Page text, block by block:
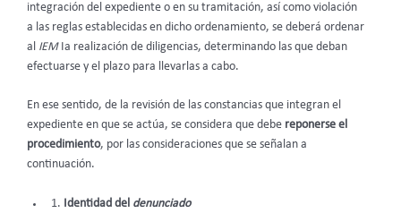
integración del expediente o en su tramitación, así como violación
a las reglas establecidas en dicho ordenamiento, se deberá ordenar
al IEMIa realización de diligencias, determinando las que deban
efectuarse y el plazo para llevarlas a cabo.
En ese sentido, de la revisión de las constancias que integran el
expediente en que se actúa, se considera que debe reponerse el
procedimiento, por las consideraciones que se señalan a
continuación.
Identidad del denunciado